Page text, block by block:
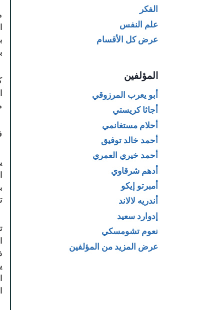
الفكر
علم النفس
عرض كل الأقسام
المؤلفين
أبو يعرب المرزوقي
أجاثا كريستي
أحلام مستغانمي
أحمد خالد توفيق
أحمد خيري العمري
أدهم شرقاوي
أمبرتو إيكو
أندريه لالاند
إدوارد سعيد
نعوم تشومسكي
عرض المزيد من المؤلفين